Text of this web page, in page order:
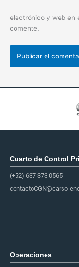
electrónico y web en
comente.
Cuarto de Control
(+52) 637 373 0565
contactoCGN@carso-
Operaciones